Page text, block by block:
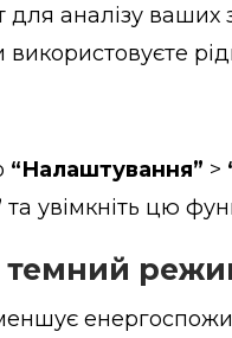
для аналізу
“Налаштування” >
та увімкніть цю
темний